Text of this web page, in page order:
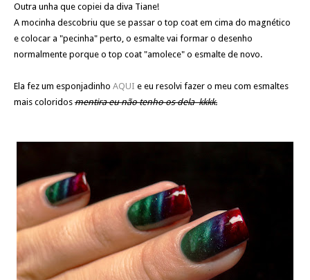
Outra unha que copiei da diva Tiane!
A mocinha descobriu que se passar o top coat em cima do magnético
e colocar a "pecinha" perto, o esmalte vai formar o desenho
normalmente porque o top coat "amolece" o esmalte de novo.
Ela fez um esponjadinho AQUI e eu resolvi fazer o meu com esmaltes
mais coloridos mentira eu não tenho os dela kkkk.